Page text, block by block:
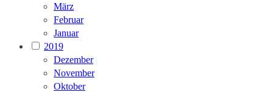
März
Februar
Januar
2019
Dezember
November
Oktober